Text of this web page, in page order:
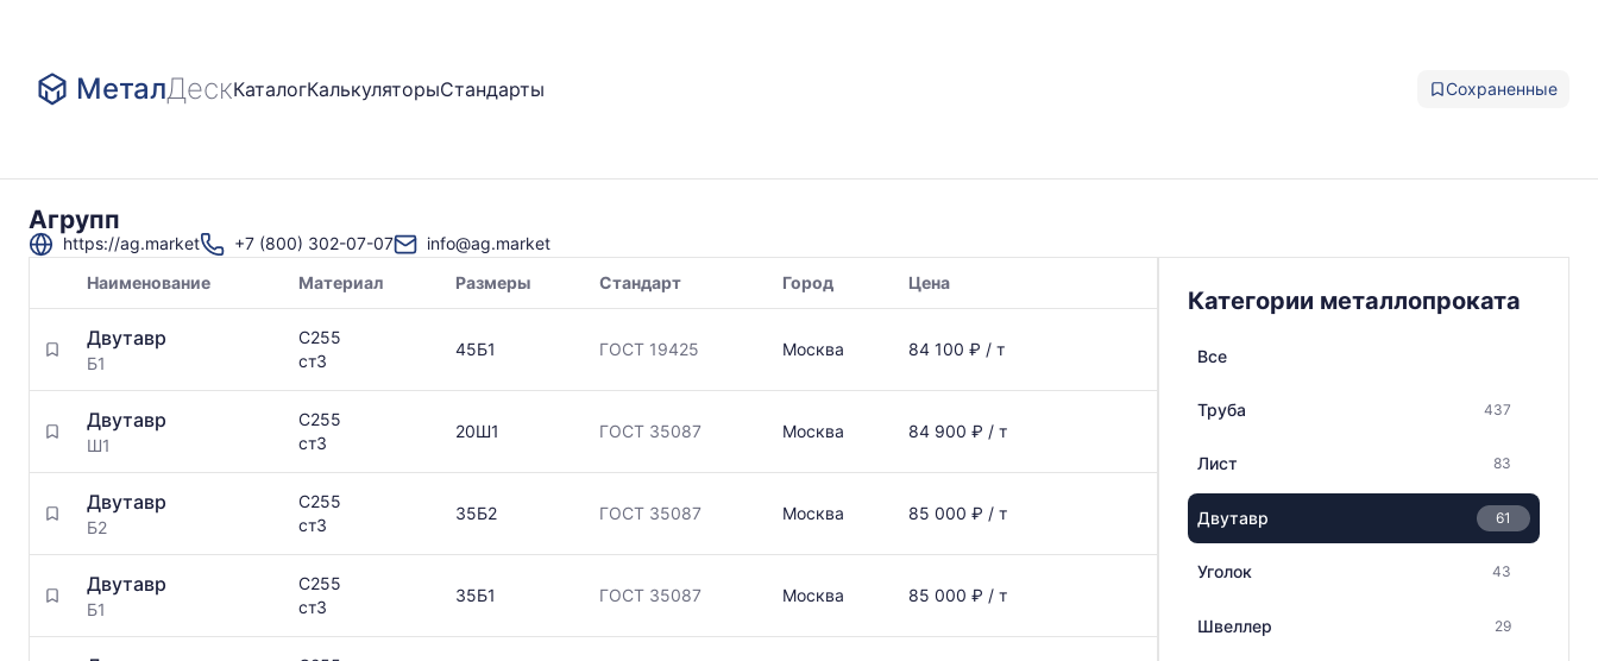
МеталДескКаталогКалькуляторыСтандарты Сохраненные
Агрупп
https://ag.market +7 (800) 302-07-07 info@ag.market
поставщика
Наименование Материал Размеры Стандарт Город Цена
Двутавр
Б1
С255
ст3
45Б1 ГОСТ 19425 Москва 84 100 ₽ / т
Двутавр
Ш1
С255
ст3
20Ш1 ГОСТ 35087 Москва 84 900 ₽ / т
Двутавр
Б2
С255
ст3
35Б2 ГОСТ 35087 Москва 85 000 ₽ / т
Двутавр
Б1
С255
ст3
35Б1 ГОСТ 35087 Москва 85 000 ₽ / т
Категории металлопроката
Все
Труба 437
Лист 83
Двутавр 61
Уголок 43
Швеллер 29